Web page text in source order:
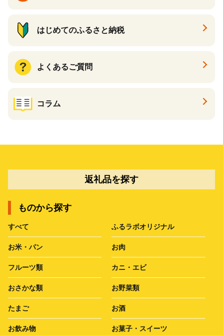
はじめてのふるさと納税
よくあるご質問
コラム
返礼品を探す
ものから探す
すべて ふるラボオリジナル
お米・パン お肉
フルーツ類 カニ・エビ
おさかな類 お野菜類
たまご お酒
お飲み物 お菓子・スイーツ